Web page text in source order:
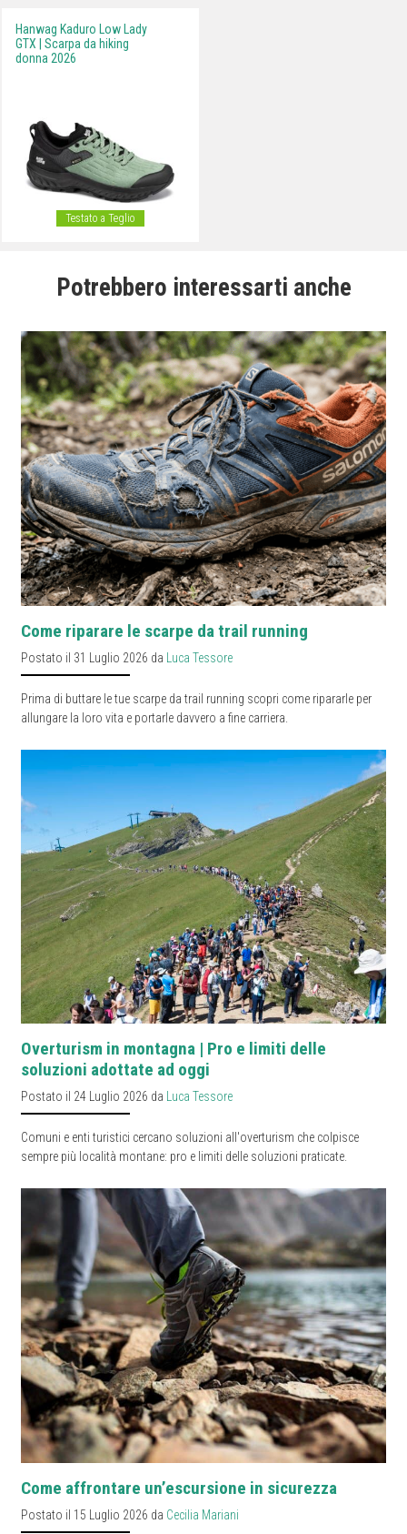
Hanwag Kaduro Low Lady
GTX | Scarpa da hiking
donna 2026
Testato a Teglio
Potrebbero interessarti anche
Come riparare le scarpe da trail running
Postato il 31 Luglio 2026 da Luca Tessore
Prima di buttare le tue scarpe da trail running scopri come ripararle per
allungare la loro vita e portarle davvero a fine carriera.
Overturism in montagna | Pro e limiti delle
soluzioni adottate ad oggi
Postato il 24 Luglio 2026 da Luca Tessore
Comuni e enti turistici cercano soluzioni all'overturism che colpisce
sempre più località montane: pro e limiti delle soluzioni praticate.
Come affrontare un’escursione in sicurezza
Postato il 15 Luglio 2026 da Cecilia Mariani